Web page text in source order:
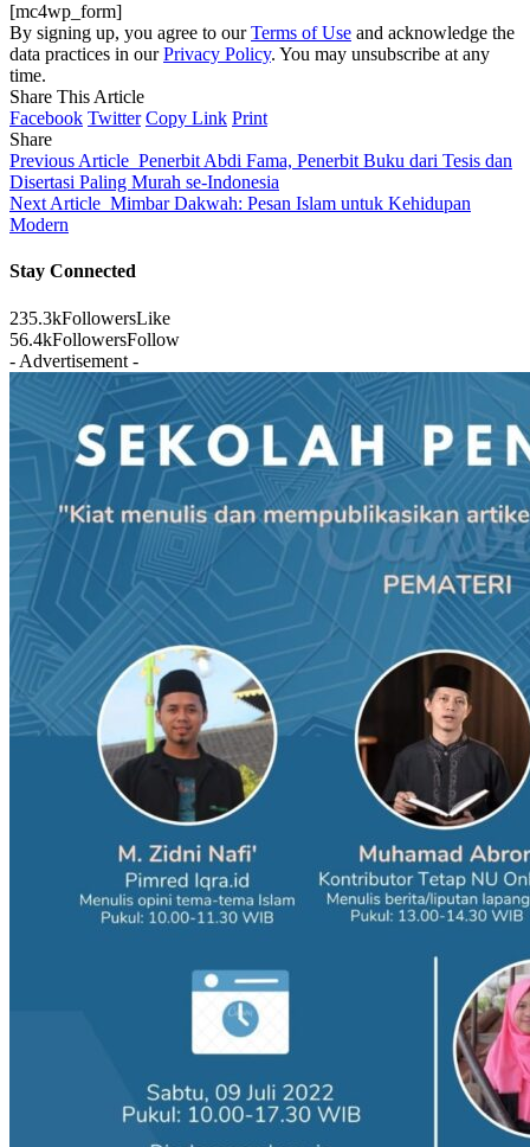
[mc4wp_form]
By signing up, you agree to ourTerms of Use and acknowledge the
data practices in ourPrivacy Policy. You may unsubscribe at any
time.
Share This Article
Facebook Twitter Copy Link Print
Share
Previous Article Penerbit Abdi Fama, Penerbit Buku dari Tesis dan
Disertasi Paling Murah se-Indonesia
Next Article Mimbar Dakwah: Pesan Islam untuk Kehidupan
Modern
Stay Connected
235.3kFollowersLike
56.4kFollowersFollow
- Advertisement -